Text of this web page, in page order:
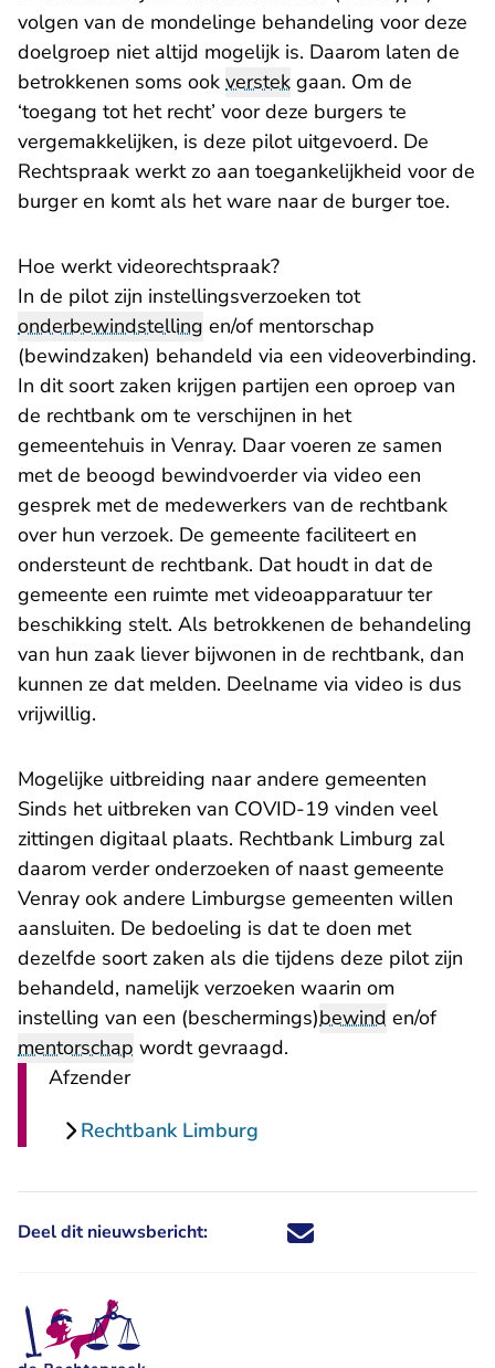
volgen van de mondelinge behandeling voor deze
doelgroep niet altijd mogelijk is. Daarom laten de
betrokkenen soms ook verstek gaan. Om de
‘toegang tot het recht’ voor deze burgers te
vergemakkelijken, is deze pilot uitgevoerd. De
Rechtspraak werkt zo aan toegankelijkheid voor de
burger en komt als het ware naar de burger toe.
Hoe werkt videorechtspraak?
In de pilot zijn instellingsverzoeken tot
onderbewindstelling en/of mentorschap
(bewindzaken) behandeld via een videoverbinding.
In dit soort zaken krijgen partijen een oproep van
de rechtbank om te verschijnen in het
gemeentehuis in Venray. Daar voeren ze samen
met de beoogd bewindvoerder via video een
gesprek met de medewerkers van de rechtbank
over hun verzoek. De gemeente faciliteert en
ondersteunt de rechtbank. Dat houdt in dat de
gemeente een ruimte met videoapparatuur ter
beschikking stelt. Als betrokkenen de behandeling
van hun zaak liever bijwonen in de rechtbank, dan
kunnen ze dat melden. Deelname via video is dus
vrijwillig.
Mogelijke uitbreiding naar andere gemeenten
Sinds het uitbreken van COVID-19 vinden veel
zittingen digitaal plaats. Rechtbank Limburg zal
daarom verder onderzoeken of naast gemeente
Venray ook andere Limburgse gemeenten willen
aansluiten. De bedoeling is dat te doen met
dezelfde soort zaken als die tijdens deze pilot zijn
behandeld, namelijk verzoeken waarin om
instelling van een (beschermings)bewind en/of
mentorschap wordt gevraagd.
Afzender
Rechtbank Limburg
Deel dit nieuwsbericht: Deel dit nieuwsbericht via X -
Deel dit nieuwsbericht via
Deel dit nieuwsbericht
Deel dit